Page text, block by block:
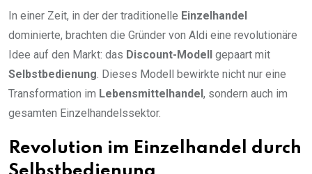
In einer Zeit, in der der traditionelle Einzelhandel
dominierte, brachten die Gründer von Aldi eine revolutionäre
Idee auf den Markt: das Discount-Modell
gepaart mit
Selbstbedienung. Dieses Modell bewirkte nicht nur eine
Transformation im Lebensmittelhandel , sondern auch im
gesamten Einzelhandelssektor.
Revolution im Einzelhandel durch